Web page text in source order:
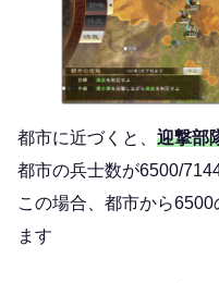
都市に近づくと、 迎撃部
都市の兵士数が6500/
この場合、都市から
ます